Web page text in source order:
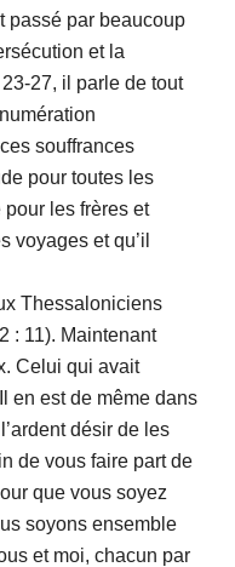
passé par beaucoup
et la
27, il parle de tout
souffrances
pour toutes les
pour les frères et
voyages et qu’il
: 11). Maintenant
Celui qui avait
en est de même dans
désir de les
de vous faire part de
que vous soyez
soyons ensemble
et moi, chacun par